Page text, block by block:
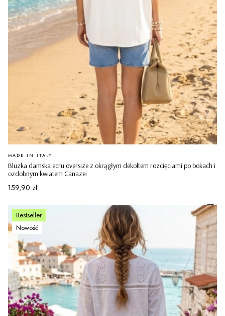
Bluzka damska ecru oversize z okrągłym dekoltem rozcięciami po bokach i
ozdobnym kwiatem Canazei
PRODUCENT
MADE IN ITALY
Cena
159,90 zł
Bestseller
Nowość